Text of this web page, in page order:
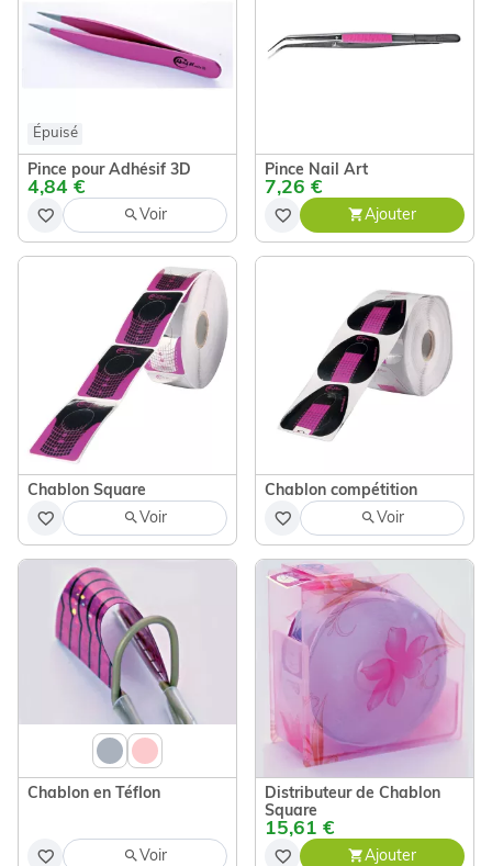
Épuisé
Pince pour Adhésif 3D
4,84 €
Voir
Pince Nail Art
7,26 €
Ajouter
Chablon Square
Voir
Chablon compétition
Voir
Chablon en Téflon
Voir
Distributeur de Chablon
Square
15,61 €
Ajouter